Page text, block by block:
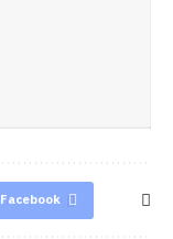
Facebook